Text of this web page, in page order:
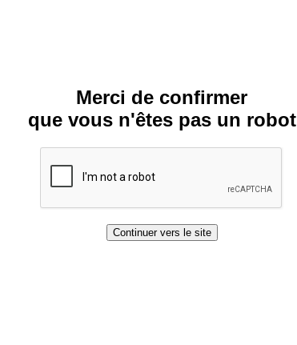
Merci de confirmer
que vous n'êtes pas un robot
Continuer vers le site